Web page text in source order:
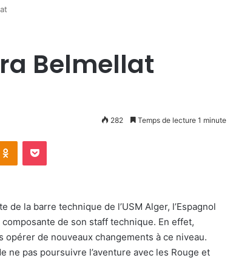
Belmellat
282 Temps de lecture 1 minute
Odnoklassniki
Pocket
la barre technique de l’USM Alger, l’Espagnol
de son staff technique. En effet,
opérer de nouveaux changements à ce niveau.
ne pas poursuivre l’aventure avec les Rouge et